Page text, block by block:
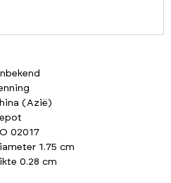
(Azië)
02017
1.75 cm
0.28 cm